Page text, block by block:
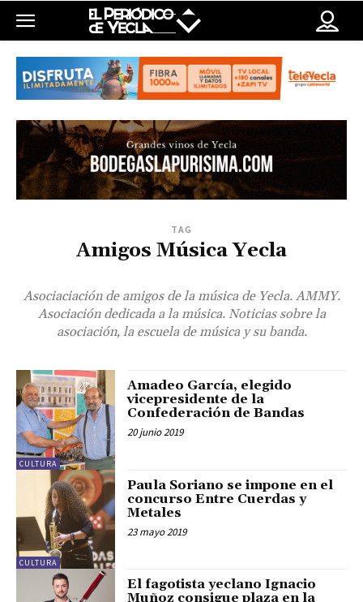
TAG
Amigos Música Yecla
Asociaciación de amigos de la música de Yecla. AMMY.
Asociación dedicada a la música. Noticias sobre la
asociación, la escuela de música y su banda.
CULTURA
Amadeo García, elegido
vicepresidente de la
Confederación de Bandas
20 junio 2019
CULTURA
Paula Soriano se impone en el
concurso Entre Cuerdas y
Metales
23 mayo 2019
El fagotista yeclano Ignacio
Muñoz consigue plaza en la